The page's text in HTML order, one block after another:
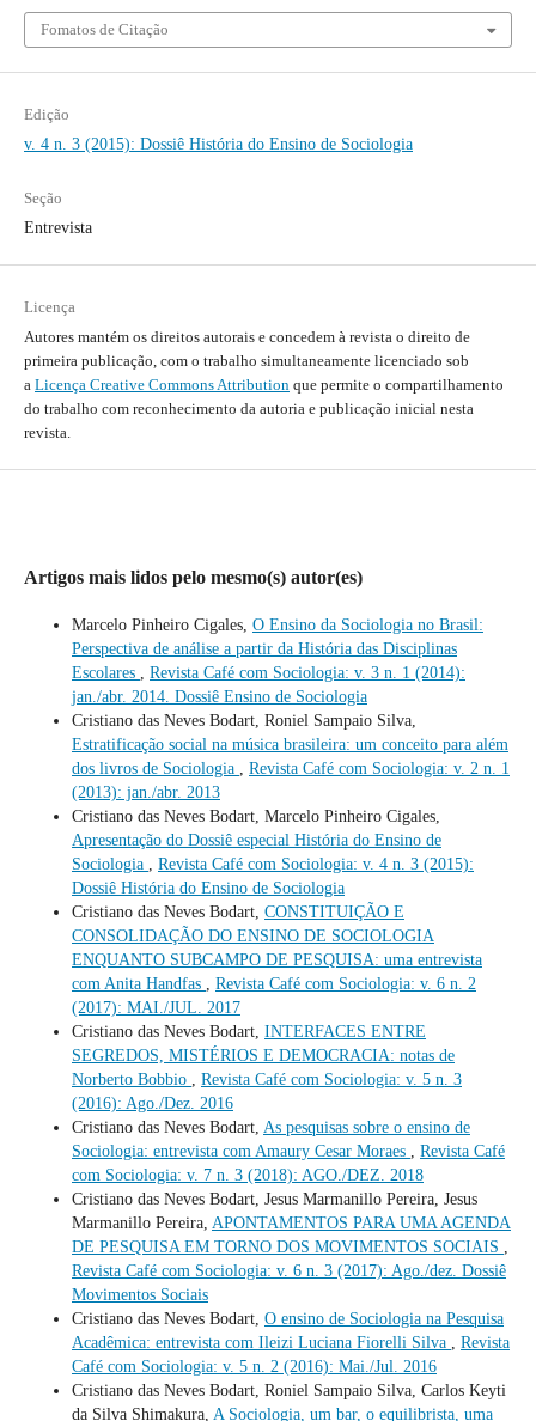
Fomatos de Citação
Edição
v. 4 n. 3 (2015): Dossiê História do Ensino de Sociologia
Seção
Entrevista
Licença
Autores mantém os direitos autorais e concedem à revista o direito de
primeira publicação, com o trabalho simultaneamente licenciado sob
a Licença Creative Commons Attribution que permite o compartilhamento
do trabalho com reconhecimento da autoria e publicação inicial nesta
revista.
Artigos mais lidos pelo mesmo(s) autor(es)
Marcelo Pinheiro Cigales, O Ensino da Sociologia no Brasil:
Perspectiva de análise a partir da História das Disciplinas
Escolares , Revista Café com Sociologia: v. 3 n. 1 (2014):
jan./abr. 2014. Dossiê Ensino de Sociologia
Cristiano das Neves Bodart, Roniel Sampaio Silva,
Estratificação social na música brasileira: um conceito para além
dos livros de Sociologia , Revista Café com Sociologia: v. 2 n. 1
(2013): jan./abr. 2013
Cristiano das Neves Bodart, Marcelo Pinheiro Cigales,
Apresentação do Dossiê especial História do Ensino de
Sociologia , Revista Café com Sociologia: v. 4 n. 3 (2015):
Dossiê História do Ensino de Sociologia
Cristiano das Neves Bodart, CONSTITUIÇÃO E
CONSOLIDAÇÃO DO ENSINO DE SOCIOLOGIA
ENQUANTO SUBCAMPO DE PESQUISA: uma entrevista
com Anita Handfas , Revista Café com Sociologia: v. 6 n. 2
(2017): MAI./JUL. 2017
Cristiano das Neves Bodart, INTERFACES ENTRE
SEGREDOS, MISTÉRIOS E DEMOCRACIA: notas de
Norberto Bobbio , Revista Café com Sociologia: v. 5 n. 3
(2016): Ago./Dez. 2016
Cristiano das Neves Bodart, As pesquisas sobre o ensino de
Sociologia: entrevista com Amaury Cesar Moraes , Revista Café
com Sociologia: v. 7 n. 3 (2018): AGO./DEZ. 2018
Cristiano das Neves Bodart, Jesus Marmanillo Pereira, Jesus
Marmanillo Pereira, APONTAMENTOS PARA UMA AGENDA
DE PESQUISA EM TORNO DOS MOVIMENTOS SOCIAIS ,
Revista Café com Sociologia: v. 6 n. 3 (2017): Ago./dez. Dossiê
Movimentos Sociais
Cristiano das Neves Bodart, O ensino de Sociologia na Pesquisa
Acadêmica: entrevista com Ileizi Luciana Fiorelli Silva , Revista
Café com Sociologia: v. 5 n. 2 (2016): Mai./Jul. 2016
Cristiano das Neves Bodart, Roniel Sampaio Silva, Carlos Keyti
da Silva Shimakura, A Sociologia, um bar, o equilibrista, uma